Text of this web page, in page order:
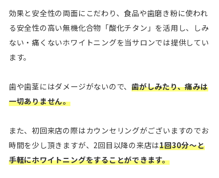
効果と安全性の両面にこだわり、食品や歯磨き粉に使われ
る安全性の高い無機化合物「酸化チタン」を活用し、しみ
ない・痛くないホワイトニングを当サロンでは提供してい
ます。
歯や歯茎にはダメージがないので、歯がしみたり、痛みは
一切ありません。
また、初回来店の際はカウンセリングがございますのでお
時間を少し頂きますが、2回目以降の来店は1回30分〜と
手軽にホワイトニングをすることができます。